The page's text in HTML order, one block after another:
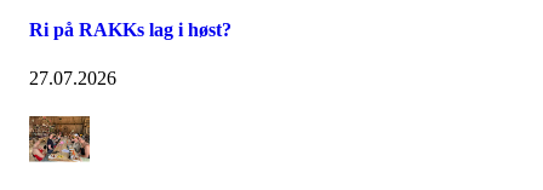
Ri på RAKKs lag i høst?
27.07.2026